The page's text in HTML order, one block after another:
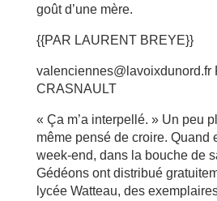
goût d’une mère.
{{PAR LAURENT BREYE}}
valenciennes@lavoixdunord.fr
CRASNAULT
« Ça m’a interpellé. » Un peu
même pensé de croire. Quand
week-end, dans la bouche de
Gédéons ont distribué
lycée Watteau, des